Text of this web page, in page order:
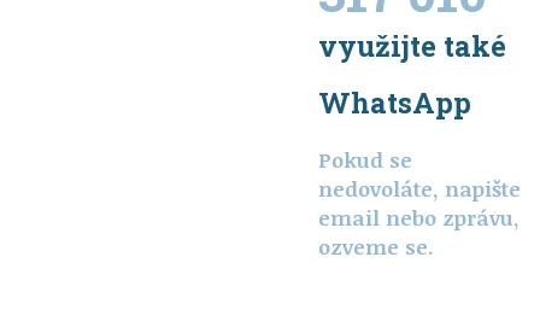
využijte také
WhatsApp
Pokud se
nedovoláte, napište
email nebo zprávu,
ozveme se.